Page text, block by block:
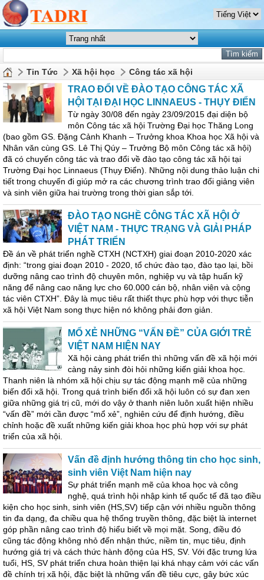
Tin Tức Xã hội học Công tác xã hội
TRAO ĐỔI VỀ ĐÀO TẠO CÔNG TÁC XÃ
HỘI TẠI ĐẠI HỌC LINNAEUS - THỤY ĐIỂN
Từ ngày 30/08 đến ngày 23/09/2015 đại diện bộ
môn Công tác xã hội Trường Đại học Thăng Long
(bao gồm GS. Đặng Cảnh Khanh – Trưởng khoa Khoa học Xã hội và
Nhân văn cùng GS. Lê Thị Qúy – Trưởng Bộ môn Công tác xã hội)
đã có chuyến công tác và trao đổi về đào tạo công tác xã hội tại
Trường Đại học Linnaeus (Thụy Điển). Những nội dung thảo luận chi
tiết trong chuyến đi giúp mở ra các chương trình trao đổi giảng viên
và sinh viên giữa hai trường trong thời gian sắp tới.
ĐÀO TẠO NGHỀ CÔNG TÁC XÃ HỘI Ở
VIỆT NAM - THỰC TRẠNG VÀ GIẢI PHÁP
PHÁT TRIỂN
Đề án về phát triển nghề CTXH (NCTXH) giai đoạn 2010-2020 xác
định: “trong giai đoạn 2010 - 2020, tổ chức đào tạo, đào tạo lại, bồi
dưỡng nâng cao trình độ chuyên môn, nghiệp vụ và tập huấn kỹ
năng để nâng cao năng lực cho 60.000 cán bộ, nhân viên và cộng
tác viên CTXH”. Đây là mục tiêu rất thiết thực phù hợp với thực tiễn
xã hội Việt Nam song thực hiện nó không phải đơn giản.
MỔ XẺ NHỮNG “VẤN ĐỀ” CỦA GIỚI TRẺ
VIỆT NAM HIỆN NAY
Xã hội càng phát triển thì những vấn đề xã hội mới
càng nảy sinh đòi hỏi những kiến giải khoa học.
Thanh niên là nhóm xã hội chịu sự tác động mạnh mẽ của những
biến đổi xã hội. Trong quá trình biến đổi xã hội luôn có sự đan xen
giữa những giá trị cũ, mới do vậy ở thanh niên luôn xuất hiện nhiều
“vấn đề” mới cần được “mổ xẻ”, nghiên cứu để định hướng, điều
chỉnh hoặc đề xuất những kiến giải khoa học phù hợp với sự phát
triển của xã hội.
Vấn đề định hướng thông tin cho học sinh,
sinh viên Việt Nam hiện nay
Sự phát triển mạnh mẽ của khoa học và công
nghệ, quá trình hội nhập kinh tế quốc tế đã tạo điều
kiện cho học sinh, sinh viên (HS,SV) tiếp cận với nhiều nguồn thông
tin đa dạng, đa chiều qua hệ thống truyền thông, đặc biệt là internet
góp phần nâng cao trình độ hiểu biết về mọi mặt. Song, điều đó
cũng tác động không nhỏ đến nhận thức, niềm tin, mục tiêu, định
hướng giá trị và cách thức hành động của HS, SV. Với đặc trưng lứa
tuổi, HS, SV phát triển chưa hoàn thiện lại khá nhạy cảm với các vấn
đề chính trị xã hội, đặc biệt là những vấn đề tiêu cực, gây bức xúc